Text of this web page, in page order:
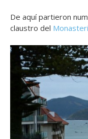
De aquí partieron
claustro del